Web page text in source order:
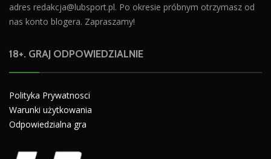
adres redakcja@lubsport.pl. Po okresie próbnym otrzymasz od
nas konto blogera. Zapraszamy!
18+. GRAJ ODPOWIEDZIALNIE
Polityka Prywatnosci
Warunki użytkowania
Odpowiedzialna gra